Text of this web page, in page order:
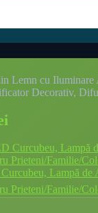
Lemn cu
Decorativ,
Lampă
Prieteni/Familie/